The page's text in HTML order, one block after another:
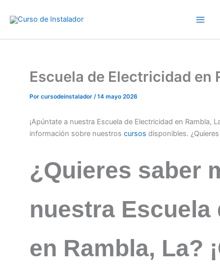
Escuela de Electricidad en
Por cursodeinstalador /14 mayo 2026
¡Apúntate a nuestra Escuela de Electricidad en Rambla,
información sobre nuestros cursos disponibles.
¿Quieres saber
nuestra
en Rambla, La?